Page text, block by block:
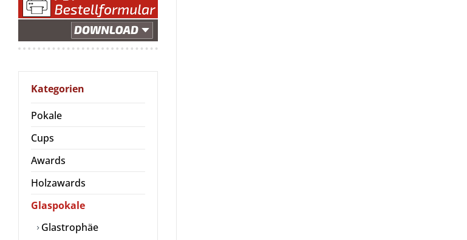
Kategorien
Pokale
Cups
Awards
Holzawards
Glaspokale
Glastrophäe